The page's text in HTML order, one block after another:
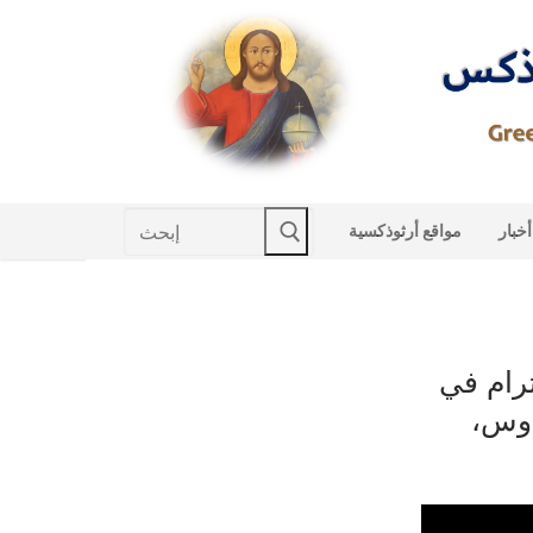
Search
مواقع أرثوذكسية أخبار
في